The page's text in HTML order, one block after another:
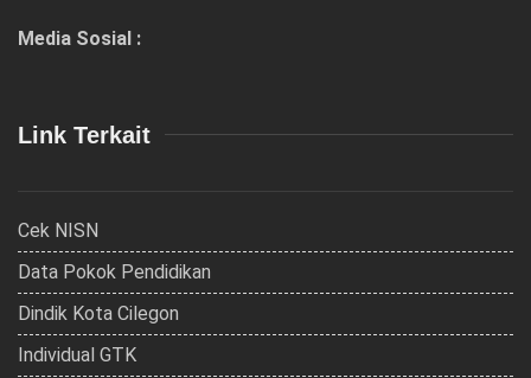
Media Sosial :
Link Terkait
Cek NISN
Data Pokok Pendidikan
Dindik Kota Cilegon
Individual GTK